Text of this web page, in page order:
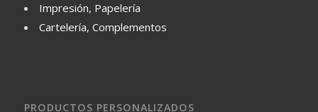
Impresión, Papelería
Cartelería, Complementos
PRODUCTOS PERSONALIZADOS